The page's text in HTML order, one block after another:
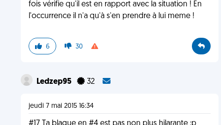
fois vérifie qu'il est en rapport avec la situation ! En
l'occurrence il n'a qu'à s'en prendre à lui meme !
6 30
Ledzep95 32
jeudi 7 mai 2015 16:34